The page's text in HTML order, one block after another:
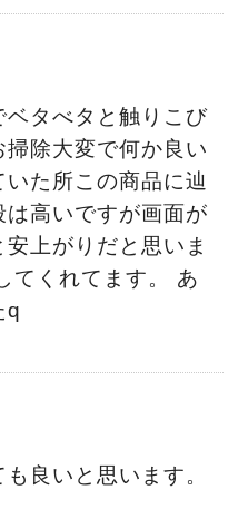
タべタと触りこび
掃除大変で何か良い
た所この商品に辿
は高いですが画面が
上がりだと思いま
てくれてます。 あ
q
良いと思います。